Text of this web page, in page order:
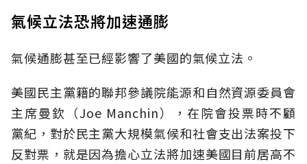
氣候立法恐將加速通膨
氣候通膨甚至已經影響了美國的氣候立法。
美國民主黨籍的聯邦參議院能源和自然資源委員會
主席曼欽（Joe Manchin），在院會投票時不顧
黨紀，對於民主黨大規模氣候和社會支出法案投下
反對票，就是因為擔心立法將加速美國目前居高不